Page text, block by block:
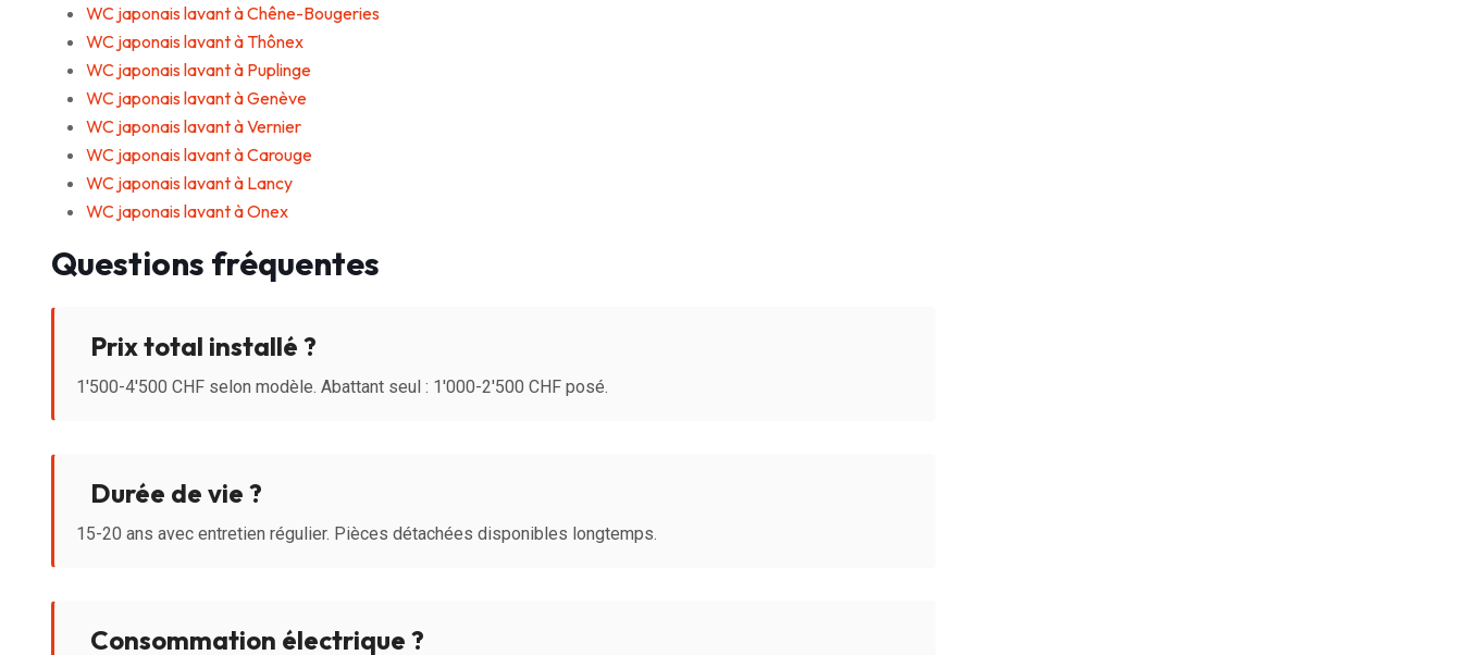
WC japonais lavant à Chêne-Bougeries
WC japonais lavant à Thônex
WC japonais lavant à Puplinge
WC japonais lavant à Genève
WC japonais lavant à Vernier
WC japonais lavant à Carouge
WC japonais lavant à Lancy
WC japonais lavant à Onex
Questions fréquentes
Prix total installé ?
1'500-4'500 CHF selon modèle. Abattant seul : 1'000-2'500 CHF posé.
Durée de vie ?
15-20 ans avec entretien régulier. Pièces détachées disponibles longtemps.
Consommation électrique ?